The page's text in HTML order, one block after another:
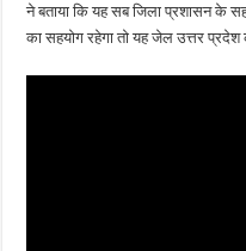
ने बताया कि यह सब जिला प्रशासन के
का सहयोग रहेगा तो यह जेल उत्तर